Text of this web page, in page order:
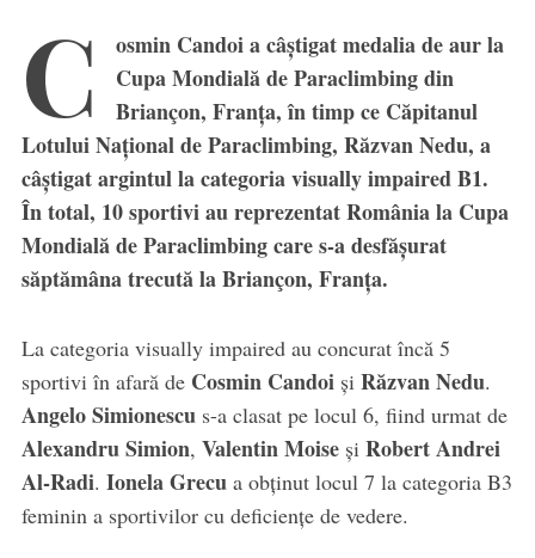
C
osmin Candoi a câștigat medalia de aur la
Cupa Mondială de Paraclimbing din
Briançon, Franța, în timp ce Căpitanul
Lotului Național de Paraclimbing, Răzvan Nedu, a
câștigat argintul la categoria visually impaired B1.
În total, 10 sportivi au reprezentat România la Cupa
Mondială de Paraclimbing care s-a desfășurat
săptămâna trecută la Briançon, Franța.
La categoria visually impaired au concurat încă 5
sportivi în afară de Cosmin Candoiși Răzvan Nedu.
Angelo Simionescus-a clasat pe locul 6, fiind urmat de
Alexandru Simion, Valentin Moiseși Robert Andrei
Al-Radi. Ionela Grecua obținut locul 7 la categoria B3
feminin a sportivilor cu deficiențe de vedere.